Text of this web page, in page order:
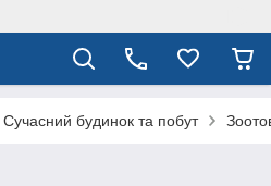
Сучасний будинок та побут